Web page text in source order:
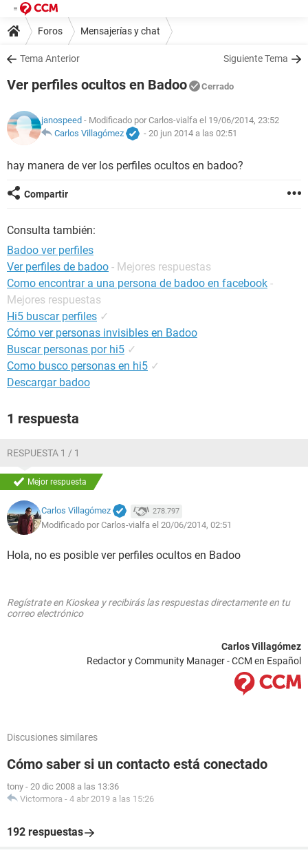
Foros Mensajerías y chat
Tema Anterior Siguiente Tema
Ver perfiles ocultos en Badoo Cerrado
janospeed - Modificado por Carlos-vialfa el 19/06/2014, 23:52
Carlos Villagómez
- 20 jun 2014 a las 02:51
hay manera de ver los perfiles ocultos en badoo?
Compartir
Consulta también:
Badoo ver perfiles
Ver perfiles de badoo - Mejores respuestas
Como encontrar a una persona de badoo en facebook -
Mejores respuestas
Hi5 buscar perfiles ✓
Cómo ver personas invisibles en Badoo
Buscar personas por hi5 ✓
Como busco personas en hi5 ✓
Descargar badoo
1 respuesta
RESPUESTA 1 / 1
Mejor respuesta
Carlos Villagómez 278.797
Modificado por Carlos-vialfa el 20/06/2014, 02:51
Hola, no es posible ver perfiles ocultos en Badoo
Regístrate en Kioskea y recibirás las respuestas directamente en tu
correo electrónico
Carlos Villagómez
Redactor y Community Manager - CCM en Español
Discusiones similares
Cómo saber si un contacto está conectado
tony - 20 dic 2008 a las 13:36
Victormora - 4 abr 2019 a las 15:26
192 respuestas